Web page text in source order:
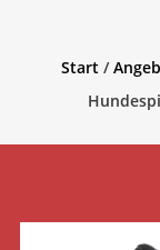
Start /